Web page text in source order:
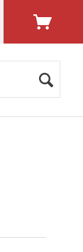
0,00 € *